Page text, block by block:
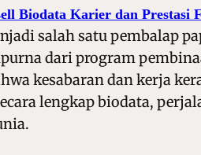
Biodata Karier dan Prestasi
salah satu pembalap
dari program
kesabaran dan kerja
lengkap biodata,